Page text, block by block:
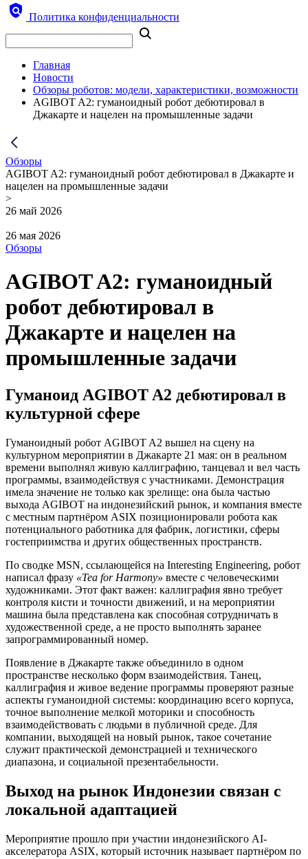
Политика конфиденциальности
Главная
Новости
Обзоры роботов: модели, характеристики, возможности
AGIBOT A2: гуманоидный робот дебютировал в
Джакарте и нацелен на промышленные задачи
Обзоры
AGIBOT A2: гуманоидный робот дебютировал в Джакарте и
нацелен на промышленные задачи
>
26 май 2026
26 мая 2026
Обзоры
AGIBOT A2: гуманоидный
робот дебютировал в
Джакарте и нацелен на
промышленные задачи
Гуманоид AGIBOT A2 дебютировал в
культурной сфере
Гуманоидный робот AGIBOT A2 вышел на сцену на
культурном мероприятии в Джакарте 21 мая: он в реальном
времени выполнял живую каллиграфию, танцевал и вел часть
программы, взаимодействуя с участниками. Демонстрация
имела значение не только как зрелище: она была частью
выхода AGIBOT на индонезийский рынок, и компания вместе
с местным партнёром ASIX позиционировали робота как
потенциального работника для фабрик, логистики, сферы
гостеприимства и других общественных пространств.
По сводке MSN, ссылающейся на Interesting Engineering, робот
написал фразу «Tea for Harmony» вместе с человеческими
художниками. Этот факт важен: каллиграфия явно требует
контроля кисти и точности движений, и на мероприятии
машина была представлена как способная сотрудничать в
художественной среде, а не просто выполнять заранее
запрограммированный номер.
Появление в Джакарте также объединило в одном
пространстве несколько форм взаимодействия. Танец,
каллиграфия и живое ведение программы проверяют разные
аспекты гуманоидной системы: координацию всего корпуса,
точное выполнение мелкой моторики и способность
взаимодействовать с людьми в публичной среде. Для
компании, выходящей на новый рынок, такое сочетание
служит практической демонстрацией и технического
диапазона, и социальной презентабельности.
Выход на рынок Индонезии связан с
локальной адаптацией
Мероприятие прошло при участии индонезийского AI-
акселератора ASIX, который источник называет партнёром по